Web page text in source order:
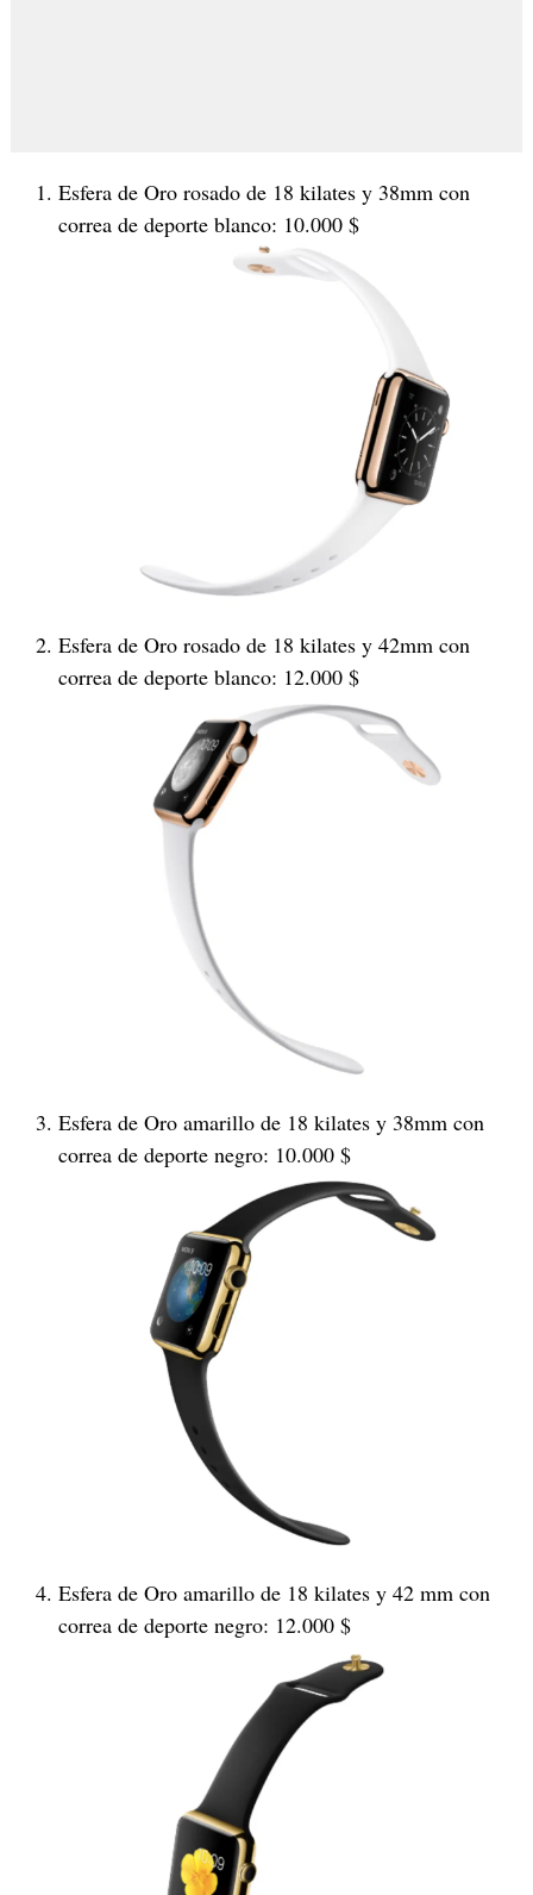
Esfera de Oro rosado de 18 kilates y 38mm con
correa de deporte blanco: 10.000 $
Esfera de Oro rosado de 18 kilates y 42mm con
correa de deporte blanco: 12.000 $
Esfera de Oro amarillo de 18 kilates y 38mm con
correa de deporte negro: 10.000 $
Esfera de Oro amarillo de 18 kilates y 42 mm con
correa de deporte negro: 12.000 $